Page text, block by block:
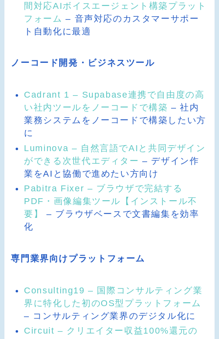
間対応AIボイスエージェント構築プラット
フォーム – 音声対応のカスタマーサポー
ト自動化に最適
ノーコード開発・ビジネスツール
Cadrant 1 – Supabase連携で自由度の高
い社内ツールをノーコードで構築 – 社内
業務システムをノーコードで構築したい方
に
Luminova – 自然言語でAIと共同デザイン
ができる次世代エディター – デザイン作
業をAIと協働で進めたい方向け
Pabitra Fixer – ブラウザで完結する
PDF・画像編集ツール【インストール不
要】
– ブラウザベースで文書編集を効率
化
専門業界向けプラットフォーム
Consulting19 – 国際コンサルティング業
界に特化した初のOS型プラットフォーム
– コンサルティング業界のデジタル化に
Circuit – クリエイター収益100%還元の